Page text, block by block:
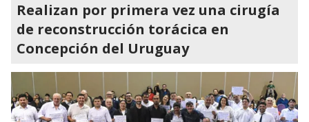
Realizan por primera vez una cirugía
de reconstrucción torácica en
Concepción del Uruguay